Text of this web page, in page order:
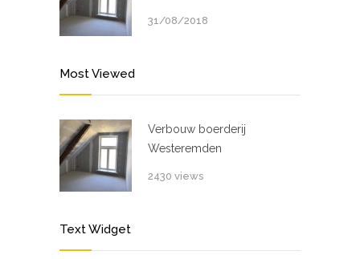
31/08/2018
Most Viewed
Verbouw boerderij
Westeremden
2430 views
Text Widget